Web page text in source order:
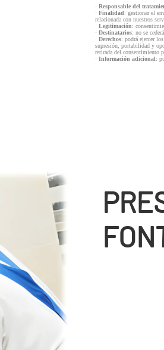
· Responsable del
· Finalidad: gestionar el
relacionada con nuestros
· Legitimación:
· Destinatarios: no se
· Derechos: podrá ejercer
supresión, portabilidad y
retirada del consentimiento
· Información adicional: